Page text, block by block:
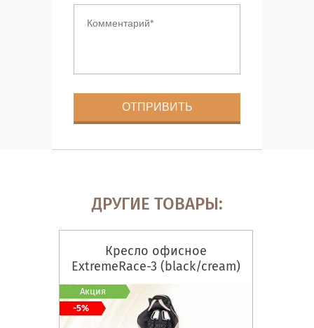
ДРУГИЕ ТОВАРЫ:
Кресло офисное
ExtremeRace-3 (black/cream)
Акция
-5%